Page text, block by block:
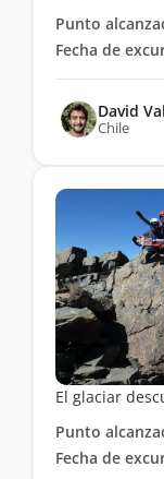
Punto
Fecha de
David
Chile
El glaciar
Punto
Fecha de